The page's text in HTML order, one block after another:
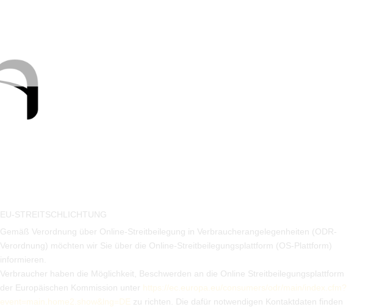
EU-STREITSCHLICHTUNG
Gemäß Verordnung über Online-Streitbeilegung in Verbraucherangelegenheiten (ODR-
Verordnung) möchten wir Sie über die Online-Streitbeilegungsplattform (OS-Plattform)
informieren.
Verbraucher haben die Möglichkeit, Beschwerden an die Online Streitbeilegungsplattform
der Europäischen Kommission unter https://ec.europa.eu/consumers/odr/main/index.cfm?
event=main.home2.show&lng=DE zu richten. Die dafür notwendigen Kontaktdaten finden